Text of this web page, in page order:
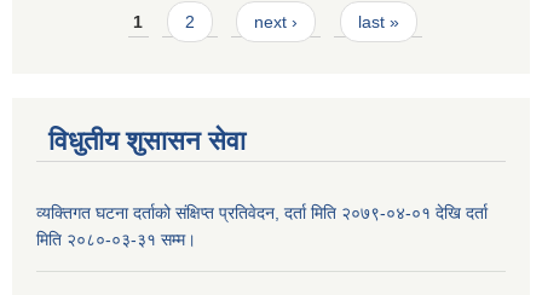
Pages1 2 next › last »
विधुतीय शुसासन सेवा
व्यक्तिगत घटना दर्ताको संक्षिप्त प्रतिवेदन, दर्ता मिति २०७९-०४-०१ देखि दर्ता
मिति २०८०-०३-३१ सम्म।